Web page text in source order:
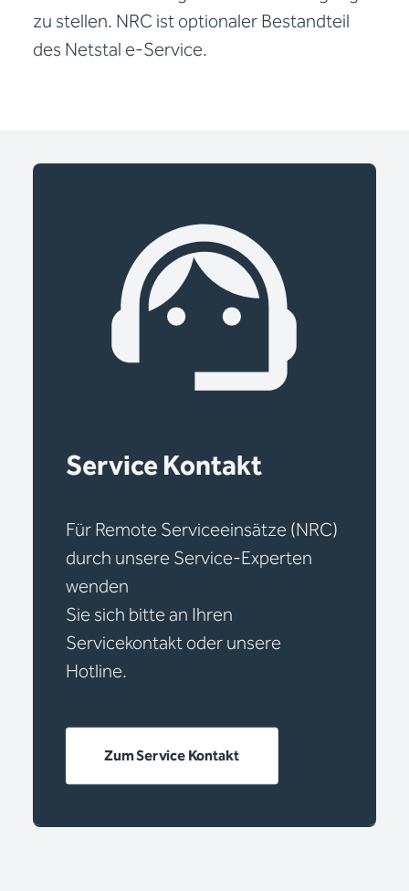
zu stellen. NRC ist optionaler Bestandteil
des Netstal e-Service.
Service Kontakt
Für Remote Serviceeinsätze (NRC)
durch unsere Service-Experten
wenden
Sie sich bitte an Ihren
Servicekontakt oder unsere
Hotline.
Zum Service Kontakt